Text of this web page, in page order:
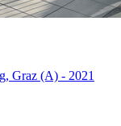
Graz (A) - 2021